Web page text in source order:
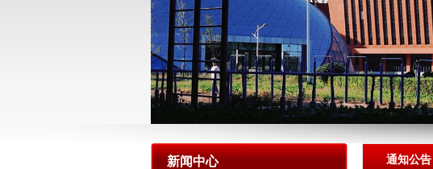
新闻中心 通知公告